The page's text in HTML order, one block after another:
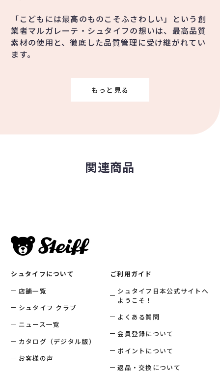
「こどもには最高のものこそふさわしい」という創
業者マルガレーテ・シュタイフの想いは、最高品質
素材の使用と、徹底した品質管理に受け継がれてい
ます。
もっと見る
関連商品
シュタイフについて
店舗一覧
シュタイフ クラブ
ニュース一覧
カタログ（デジタル版）
お客様の声
ご利用ガイド
シュタイフ日本公式サイトへ
ようこそ！
よくある質問
会員登録について
ポイントについて
返品・交換について